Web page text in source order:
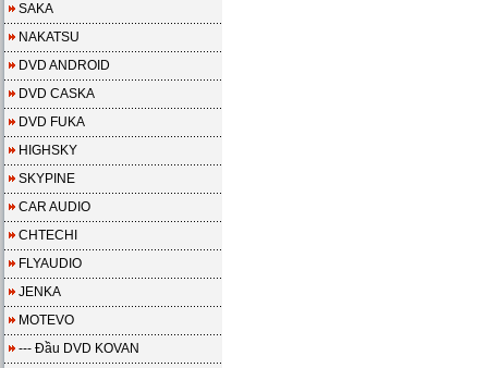
SAKA
NAKATSU
DVD ANDROID
DVD CASKA
DVD FUKA
HIGHSKY
SKYPINE
CAR AUDIO
CHTECHI
FLYAUDIO
JENKA
MOTEVO
--- Đầu DVD KOVAN